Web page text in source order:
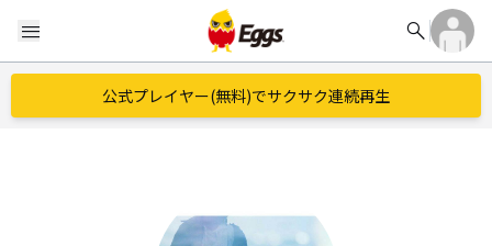
menu search
公式プレイヤー(無料)でサクサク連続再生